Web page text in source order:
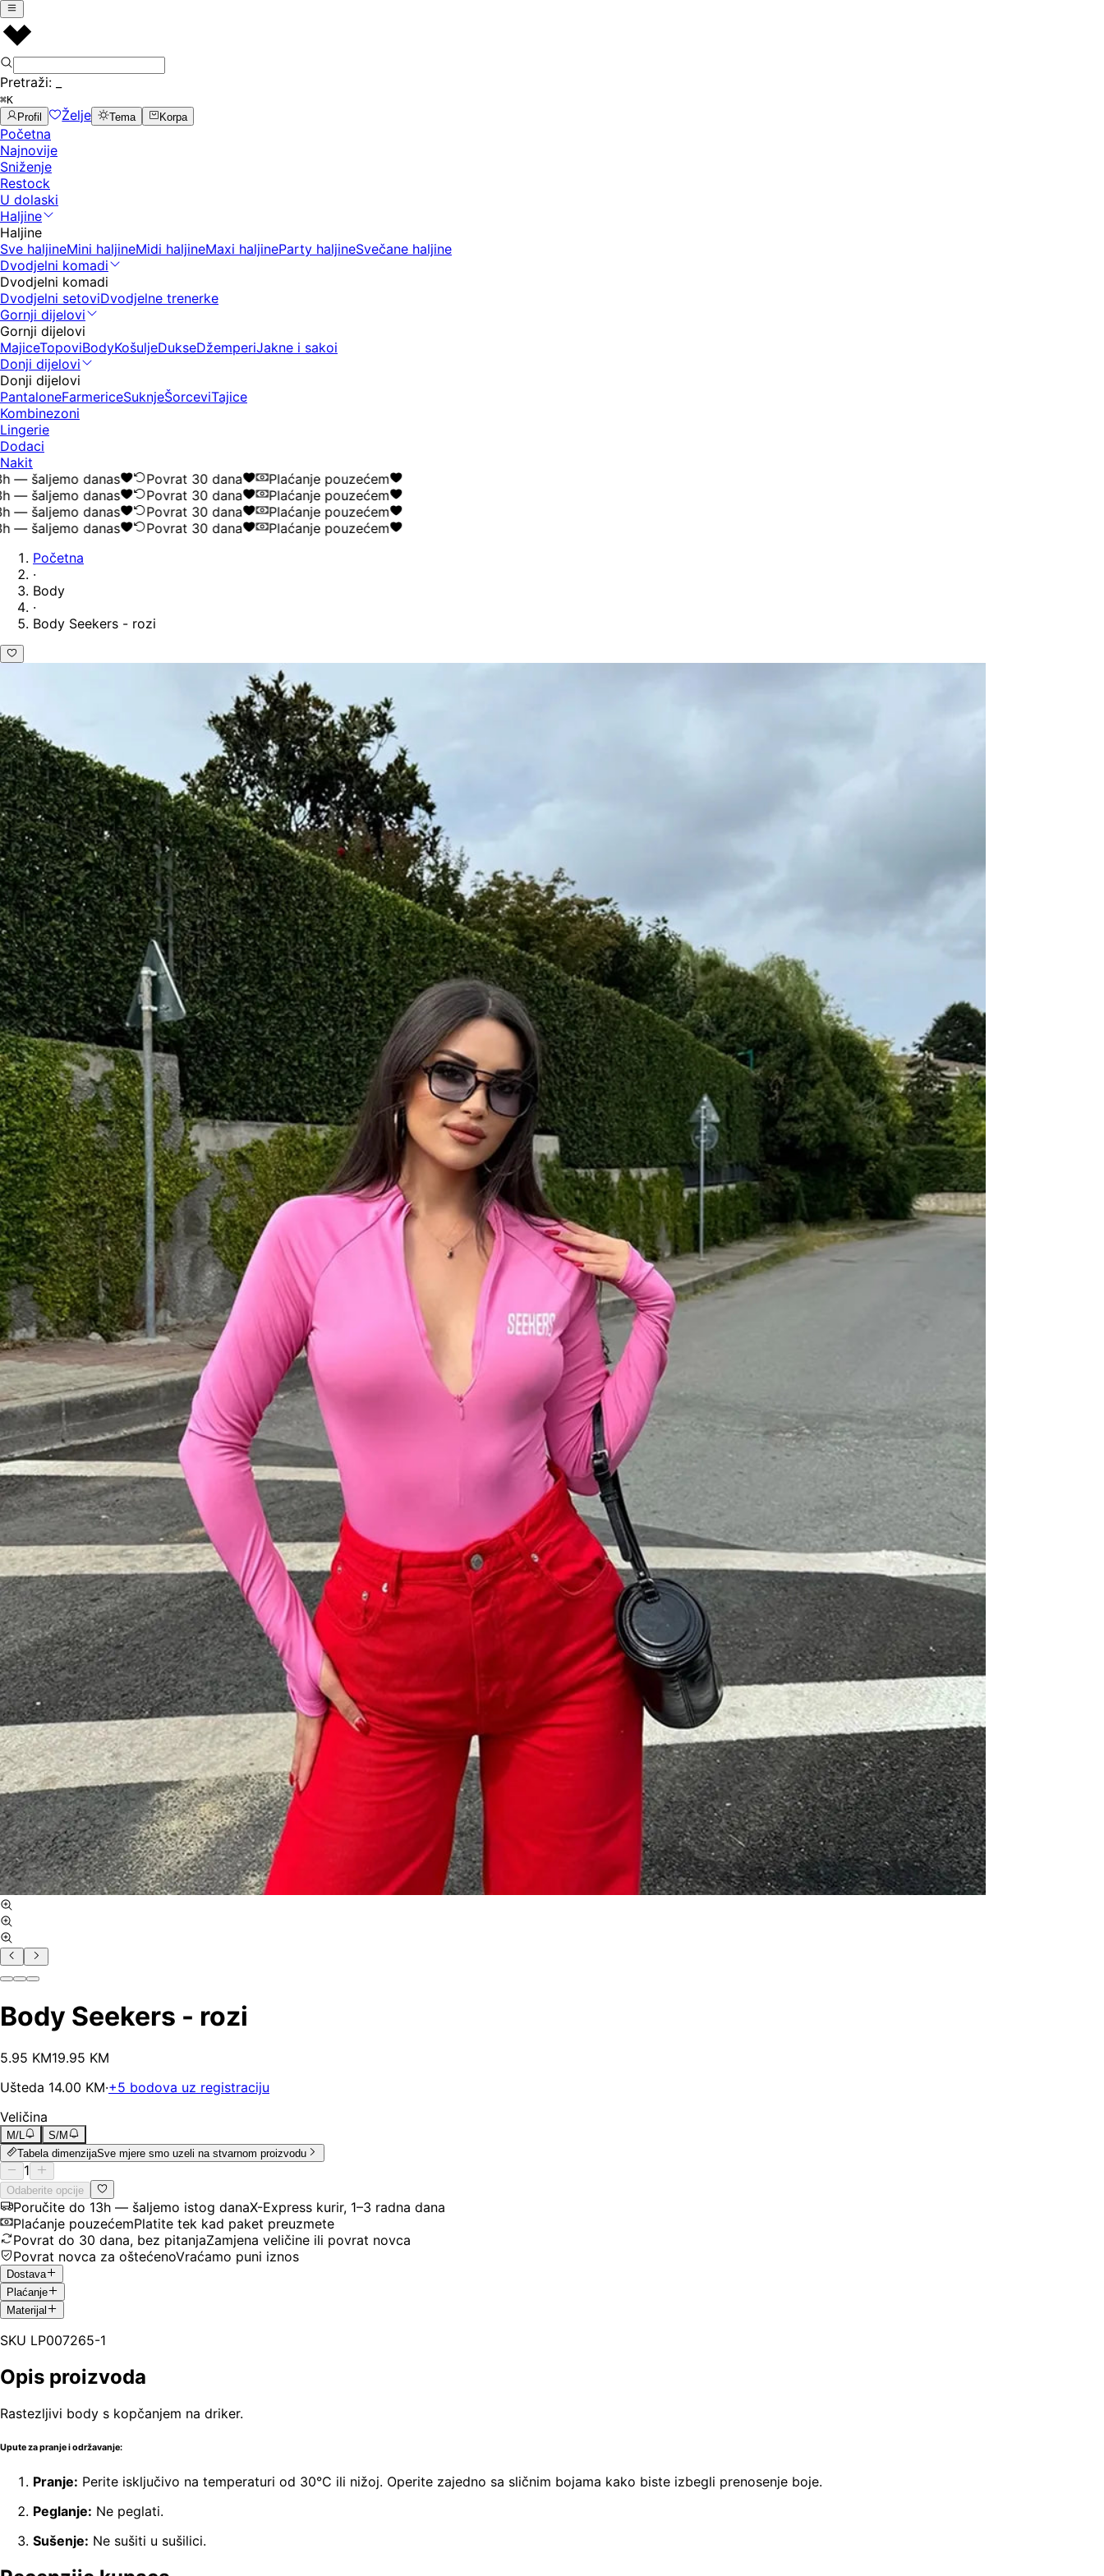
Pretraži:
⌘K
Profil
Želje Tema Korpa
Početna
Najnovije
Sniženje
Restock
U dolaski
Haljine
Haljine
Sve haljineMini haljineMidi haljineMaxi haljineParty haljineSvečane haljine
Dvodjelni komadi
Dvodjelni komadi
Dvodjelni setoviDvodjelne trenerke
Gornji dijelovi
Gornji dijelovi
MajiceTopoviBodyKošuljeDukseDžemperiJakne i sakoi
Donji dijelovi
Donji dijelovi
PantaloneFarmericeSuknjeŠorceviTajice
Kombinezoni
Lingerie
Dodaci
Nakit
danas
Povrat 30 dana
Plaćanje pouzećem
danas
Povrat 30 dana
Plaćanje pouzećem
danas
Povrat 30 dana
Plaćanje pouzećem
danas
Povrat 30 dana
Plaćanje pouzećem
Početna
·
Body
·
Body Seekers - rozi
Body Seekers - rozi
5.95 KM19.95 KM
Ušteda 14.00 KM·+5 bodova uz registraciju
Veličina
M/L
S/M
Tabela dimenzijaSve mjere smo uzeli na stvarnom proizvodu
1
Odaberite opcije
Poručite do 13h — šaljemo istog danaX-Express kurir, 1–3 radna dana
Plaćanje pouzećemPlatite tek kad paket preuzmete
Povrat do 30 dana, bez pitanjaZamjena veličine ili povrat novca
Povrat novca za oštećenoVraćamo puni iznos
Dostava
Plaćanje
Materijal
SKU LP007265-1
Opis proizvoda
Rastezljivi body s kopčanjem na driker.
Upute za pranje i održavanje:
Pranje: Perite isključivo na temperaturi od 30°C ili nižoj. Operite zajedno sa sličnim bojama kako biste izbegli prenosenje boje.
Peglanje: Ne peglati.
Sušenje: Ne sušiti u sušilici.